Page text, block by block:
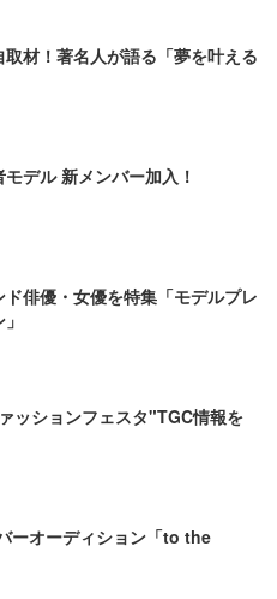
材！著名人が語る「夢を叶える
デル 新メンバー加入！
俳優・女優を特集「モデルプレ
ッションフェスタ"TGC情報を
ーオーディション「to the